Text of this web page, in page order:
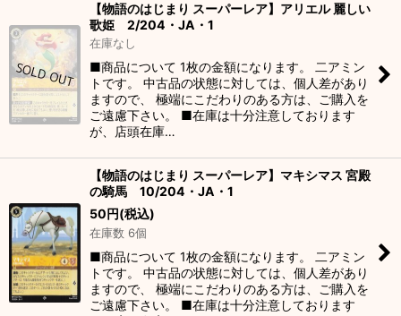
【物語のはじまり スーパーレア】アリエル 麗しい
歌姫 2/204・JA・1
在庫なし
■商品について 1枚の金額になります。 二アミン
トです。 中古品の状態に対しては、個人差があり
ますので、 極端にこだわりのある方は、ご購入を
ご遠慮下さい。 ■在庫は十分注意しております
が、店頭在庫…
【物語のはじまり スーパーレア】マキシマス 宮殿
の騎馬 10/204・JA・1
50円(税込)
在庫数 6個
■商品について 1枚の金額になります。 二アミン
トです。 中古品の状態に対しては、個人差があり
ますので、 極端にこだわりのある方は、ご購入を
ご遠慮下さい。 ■在庫は十分注意しております